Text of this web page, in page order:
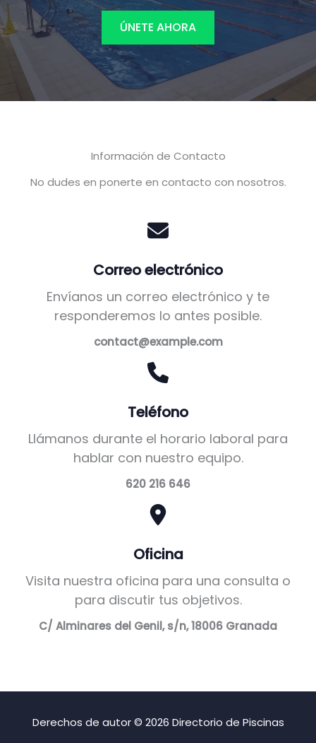
ÚNETE AHORA
Información de Contacto
No dudes en ponerte en contacto con nosotros.
Correo electrónico
Envíanos un correo electrónico y te
responderemos lo antes posible.
contact@example.com
Teléfono
Llámanos durante el horario laboral para
hablar con nuestro equipo.
620 216 646
Oficina
Visita nuestra oficina para una consulta o
para discutir tus objetivos.
C/ Alminares del Genil, s/n, 18006 Granada
Derechos de autor © 2026 Directorio de Piscinas